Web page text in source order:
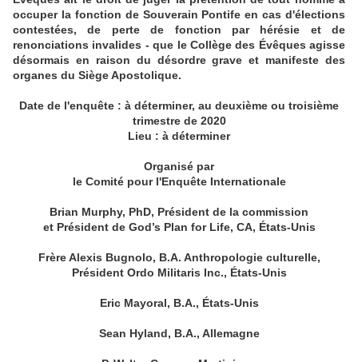
occuper la fonction de Souverain Pontife en cas d'élections
contestées, de perte de fonction par hérésie et de
renonciations invalides - que le Collège des Évêques agisse
désormais en raison du désordre grave et manifeste des
organes du Siège Apostolique.
Date de l'enquête : à déterminer, au deuxième ou troisième
trimestre de 2020
Lieu : à déterminer
Organisé par
le Comité pour l'Enquête Internationale
Brian Murphy, PhD, Président de la commission
et Président de God’s Plan for Life, CA, États-Unis
Frère Alexis Bugnolo, B.A. Anthropologie culturelle,
Président Ordo Militaris Inc., États-Unis
Eric Mayoral, B.A., États-Unis
Sean Hyland, B.A., Allemagne